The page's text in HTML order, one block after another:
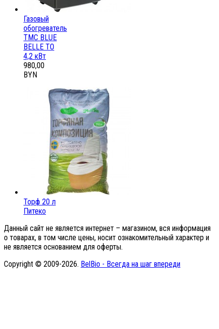
Газовый
обогреватель
ТМС BLUE
BELLE ТО
4,2 кВт
980,00
BYN
Торф 20 л
Питеко
Данный сайт не является интернет – магазином, вся информация
о товарах, в том числе цены, носит ознакомительный характер и
не является основанием для оферты.
Copyright © 2009-2026. BelBio - Всегда на шаг впереди